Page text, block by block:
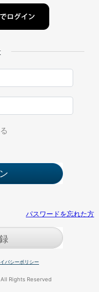
パスワードを忘れた方
バシーポリシー
Rights Reserved